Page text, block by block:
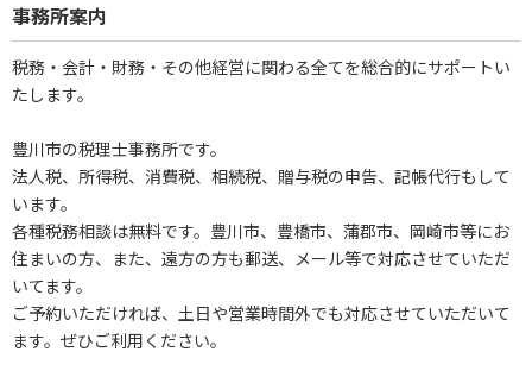
事務所案内
税務・会計・財務・その他経営に関わる全てを総合的にサポートい
たします。
豊川市の税理士事務所です。
法人税、所得税、消費税、相続税、贈与税の申告、記帳代行もして
います。
各種税務相談は無料です。豊川市、豊橋市、蒲郡市、岡崎市等にお
住まいの方、また、遠方の方も郵送、メール等で対応させていただ
いてます。
ご予約いただければ、土日や営業時間外でも対応させていただいて
ます。ぜひご利用ください。